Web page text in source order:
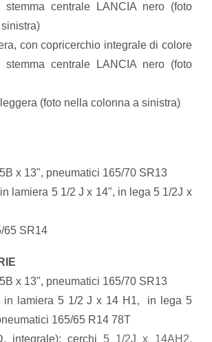
centrale LANCIA nero (foto
con copricerchio integrale di colore
centrale LANCIA nero (foto
(foto nella colonna a sinistra)
x 13", pneumatici 165/70 SR13
lamiera 5 1/2 J x 14", in lega 5 1/2J x
65 SR14
x 13", pneumatici 165/70 SR13
in lamiera 5 1/2 J x 14 H1, in lega 5
165/65 R14 78T
integrale); cerchi 5 1/2J x 14AH2,